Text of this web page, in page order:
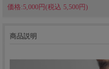
価格:5,000円(税込 5,500円)
商品説明